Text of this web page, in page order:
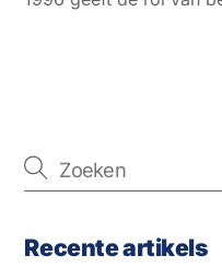
Recente artikels